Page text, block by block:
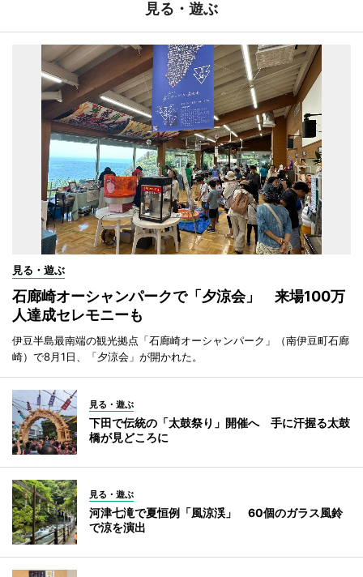
見る・遊ぶ
見る・遊ぶ
石廊崎オーシャンパークで「夕涼会」 来場100万
人達成セレモニーも
伊豆半島最南端の観光拠点「石廊崎オーシャンパーク」（南伊豆町石廊
崎）で8月1日、「夕涼会」が開かれた。
見る・遊ぶ
下田で伝統の「太鼓祭り」開催へ 手に汗握る太鼓
橋が見どころに
見る・遊ぶ
河津七滝で夏恒例「風涼渓」 60個のガラス風鈴
で涼を演出